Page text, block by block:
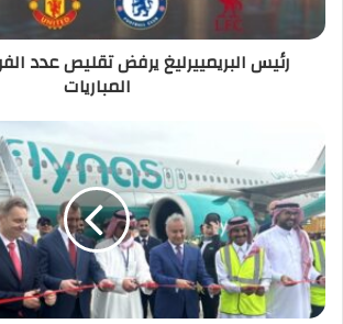
رئيس البريمييرليغ يرفض تقليص عدد
المباريات